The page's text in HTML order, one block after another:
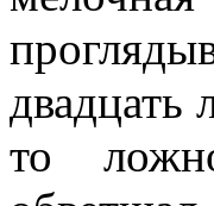
двадцать
то